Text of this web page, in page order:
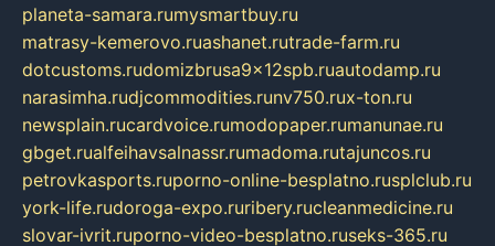
planeta-samara.rumysmartbuy.ru
matrasy-kemerovo.ruashanet.rutrade-farm.ru
dotcustoms.rudomizbrusa9x12spb.ruautodamp.ru
narasimha.rudjcommodities.runv750.rux-ton.ru
newsplain.rucardvoice.rumodopaper.rumanunae.ru
gbget.rualfeihavsalnassr.rumadoma.rutajuncos.ru
petrovkasports.ruporno-online-besplatno.rusplclub.ru
york-life.rudoroga-expo.ruribery.rucleanmedicine.ru
slovar-ivrit.ruporno-video-besplatno.ruseks-365.ru